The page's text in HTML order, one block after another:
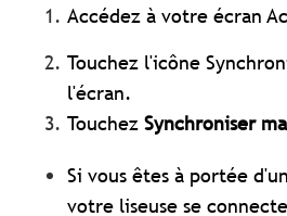
Accédez à votre écran
Touchez l'icône
l'écran.
TouchezSynchroniser
Si vous êtes à portée
votre liseuse se